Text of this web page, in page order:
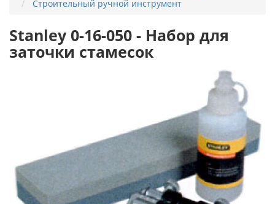
Строительный ручной инструмент
Stanley 0-16-050 - Набор для
заточки стамесок